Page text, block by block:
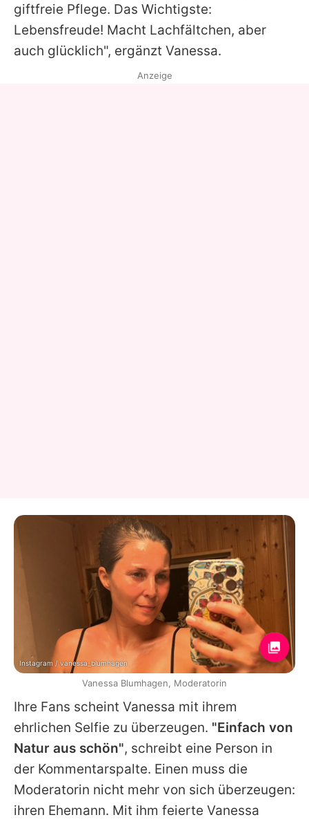
giftfreie Pflege. Das Wichtigste:
Lebensfreude! Macht Lachfältchen, aber
auch glücklich", ergänzt Vanessa.
Ihre Fans scheint Vanessa mit ihrem
ehrlichen Selfie zu überzeugen. "Einfach von
Natur aus schön", schreibt eine Person in
der Kommentarspalte. Einen muss die
Moderatorin nicht mehr von sich überzeugen:
ihren Ehemann. Mit ihm feierte Vanessa
Anzeige
Instagram / vanessa_blumhagen
Vanessa Blumhagen, Moderatorin